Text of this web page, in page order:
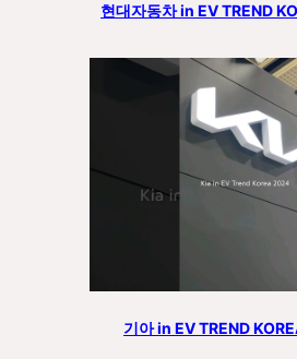
현대자동차 in EV TREND
기아 in EV TREND